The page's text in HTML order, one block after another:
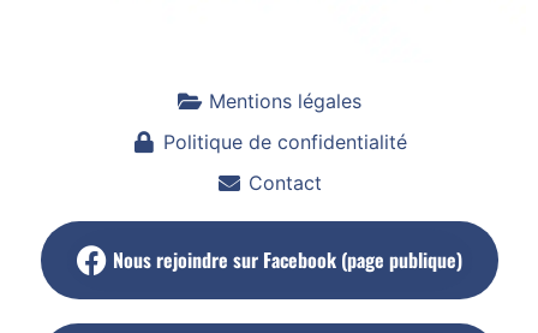
Mentions légales
Politique de confidentialité
Contact
Nous rejoindre sur Facebook (page publique)